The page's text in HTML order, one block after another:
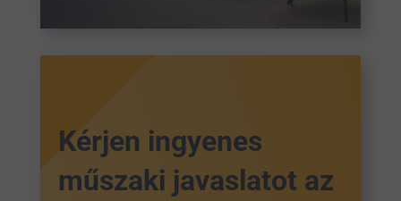
Kérjen ingyenes
műszaki javaslatot az